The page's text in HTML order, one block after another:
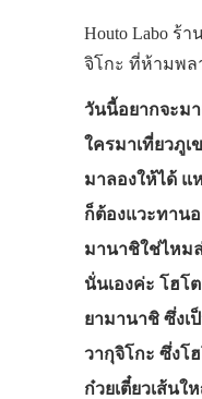
Houto Labo ร้
จิโกะ ที่ห้ามพล
วันนี้อยากจะม
ใครมาเที่ยวภูเ
มาลองให้ได้ แ
ก็ต้องแวะทาน
มานาชิใช่ไหม
นั่นเองค่ะ โฮโ
ยามานาชิ ซึ่งเ
วากุจิโกะ ซึ่งโ
ก๋วยเตี๋ยวเส้นใ